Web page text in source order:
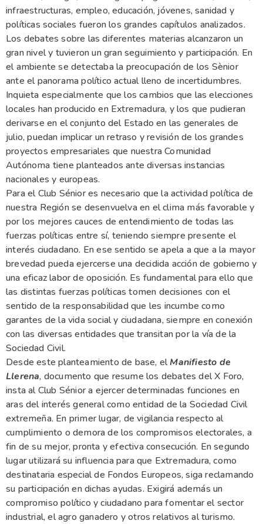
infraestructuras, empleo, educación, jóvenes, sanidad y
políticas sociales fueron los grandes capítulos analizados.
Los debates sobre las diferentes materias alcanzaron un
gran nivel y tuvieron un gran seguimiento y participación. En
el ambiente se detectaba la preocupación de los Sènior
ante el panorama político actual lleno de incertidumbres.
Inquieta especialmente que los cambios que las elecciones
locales han producido en Extremadura, y los que pudieran
derivarse en el conjunto del Estado en las generales de
julio, puedan implicar un retraso y revisión de los grandes
proyectos empresariales que nuestra Comunidad
Autónoma tiene planteados ante diversas instancias
nacionales y europeas.
Para el Club Sénior es necesario que la actividad política de
nuestra Región se desenvuelva en el clima más favorable y
por los mejores cauces de entendimiento de todas las
fuerzas políticas entre sí, teniendo siempre presente el
interés ciudadano. En ese sentido se apela a que a la mayor
brevedad pueda ejercerse una decidida acción de gobierno y
una eficaz labor de oposición. Es fundamental para ello que
las distintas fuerzas políticas tomen decisiones con el
sentido de la responsabilidad que les incumbe como
garantes de la vida social y ciudadana, siempre en conexión
con las diversas entidades que transitan por la vía de la
Sociedad Civil.
Desde este planteamiento de base, elManifiesto de
Llerena, documento que resume los debates del X Foro,
insta al Club Sénior a ejercer determinadas funciones en
aras del interés general como entidad de la Sociedad Civil
extremeña. En primer lugar, de vigilancia respecto al
cumplimiento o demora de los compromisos electorales, a
fin de su mejor, pronta y efectiva consecución. En segundo
lugar utilizará su influencia para que Extremadura, como
destinataria especial de Fondos Europeos, siga reclamando
su participación en dichas ayudas. Exigirá además un
compromiso político y ciudadano para fomentar el sector
industrial, el agro ganadero y otros relativos al turismo.